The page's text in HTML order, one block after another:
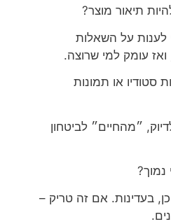
תיאור מוצר?
לענות על השאלות
עומק למי שרוצה.
סטודיו או תמונות
״מהחיים״ לביטחון
נמוך?
בעדינות. אם זה טריק –